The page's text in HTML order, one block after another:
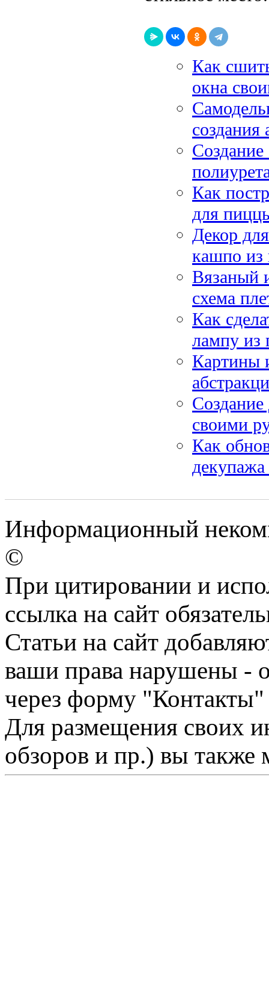
Как
окна
Как
для
Декор
кашпо из
Вязаный
схема
Как
лампу из
Картины
своими
Как
Информационный
©
При цитировании и
ссылка на сайт
Статьи на сайт
ваши права нарушены -
через форму "Контакты"
Для размещения своих
обзоров и пр.) вы также